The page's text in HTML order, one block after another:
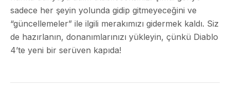
sadece her şeyin yolunda gidip gitmeyeceğini ve
“güncellemeler” ile ilgili merakımızı gidermek kaldı. Siz
de hazırlanın, donanımlarınızı yükleyin, çünkü Diablo
4’te yeni bir serüven kapıda!